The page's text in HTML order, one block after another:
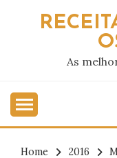
As
Home 2016